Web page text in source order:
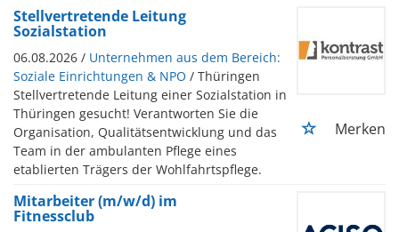
Stellvertretende Leitung
Sozialstation
06.08.2026 / Unternehmen aus dem Bereich:
Soziale Einrichtungen & NPO / Thüringen
Stellvertretende Leitung einer Sozialstation in
Thüringen gesucht! Verantworten Sie die
Organisation, Qualitätsentwicklung und das
Team in der ambulanten Pflege eines
etablierten Trägers der Wohlfahrtspflege.
Merken
Mitarbeiter (m/w/d) im
Fitnessclub